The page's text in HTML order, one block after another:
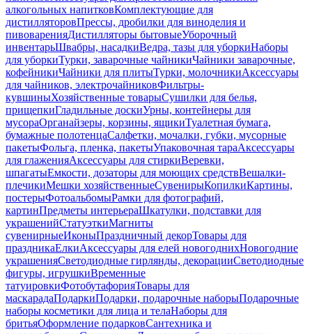
алкогольных напитковКомплектующие для
дистилляторовПрессы, дробилки для виноделия и
пивоваренияДистилляторы бытовыеУборочный
инвентарьШвабры, насадкиВедра, тазы для уборкиНаборы
для уборкиТурки, заварочные чайникиЧайники заварочные,
кофейникиЧайники для плитыТурки, молочникиАксессуары
для чайников, электрочайниковФильтры-
кувшиныХозяйственные товарыСушилки для белья,
прищепкиГладильные доскиУрны, контейнеры для
мусораОрганайзеры, корзины, ящикиТуалетная бумага,
бумажные полотенцаСалфетки, мочалки, губки, мусорные
пакетыФольга, пленка, пакетыУпаковочная тараАксессуары
для глаженияАксессуары для стиркиВеревки,
шпагатыЕмкости, дозаторы для моющих средствВешалки-
плечикиМешки хозяйственныеСувенирыКопилкиКартины,
постерыФотоальбомыРамки для фотографий,
картинПредметы интерьераШкатулки, подставки для
украшенийСтатуэткиМагниты
сувенирныеИконыПраздничный декорТовары для
праздникаЕлкиАксессуары для елей новогоднихНовогодние
украшенияСветодиодные гирлянды, декорацииСветодиодные
фигуры, игрушкиВременные
татуировкиФотобутафорияТовары для
маскарадаПодаркиПодарки, подарочные наборыПодарочные
наборы косметики для лица и телаНаборы для
бритьяОформление подарковСантехника и